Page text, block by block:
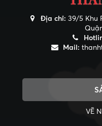
Địa chỉ: 39/5 Khu
Mail:
VẼ